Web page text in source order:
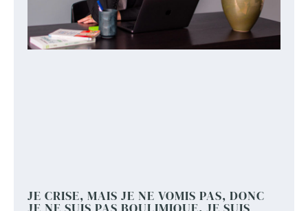
JE CRISE, MAIS JE NE VOMIS PAS, DONC